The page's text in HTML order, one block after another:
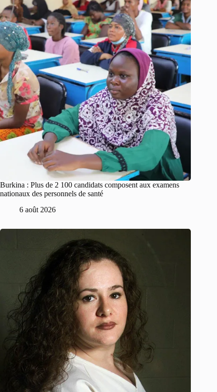
Burkina : Plus de 2 100 candidats composent aux examens
nationaux des personnels de santé
6 août 2026